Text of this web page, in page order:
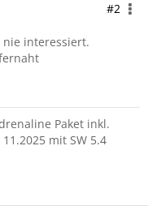
#2
nie interessiert.
Paket inkl.
mit SW 5.4